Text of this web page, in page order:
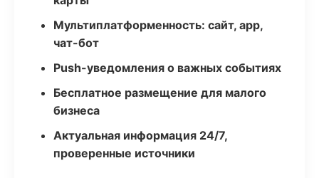
Мультиплатформенность: сайт, app,
чат-бот
Push-уведомления о важных событиях
Бесплатное размещение для малого
бизнеса
Актуальная информация 24/7,
проверенные источники